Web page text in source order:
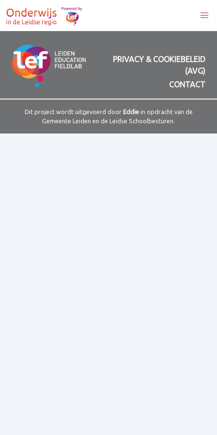
PRIVACY & COOKIEBELEID
(AVG)
CONTACT
Dit project wordt uitgevoerd door Eddiein opdracht van de
Gemeente Leiden en de Leidse Schoolbesturen.